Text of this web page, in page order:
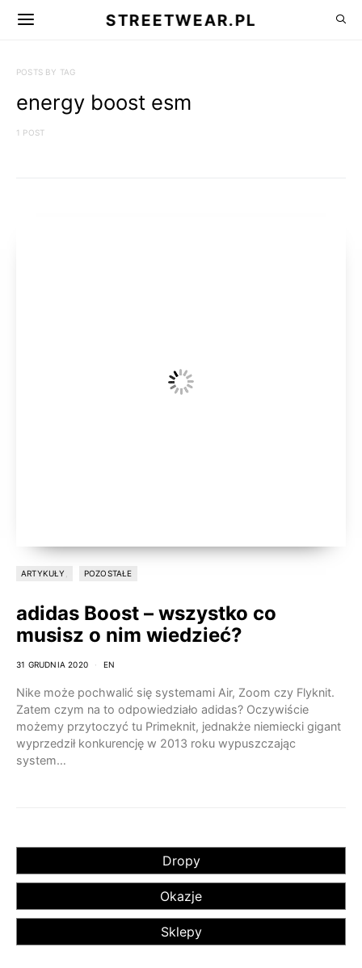
STREETWEAR.PL
POSTS BY TAG
energy boost esm
1 POST
ARTYKUŁY POZOSTAŁE
adidas Boost – wszystko co
musisz o nim wiedzieć?
31 GRUDNIA 2020 EN
Nike może pochwalić się systemami Air, Zoom czy Flyknit.
Zatem czym na to odpowiedziało adidas? Oczywiście
możemy przytoczyć tu Primeknit, jednakże niemiecki gigant
wyprzedził konkurencję w 2013 roku wypuszczając
system…
Dropy
Okazje
Sklepy